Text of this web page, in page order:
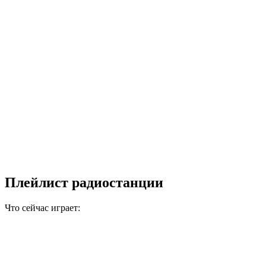
Плейлист радиостанции
Что сейчас играет: